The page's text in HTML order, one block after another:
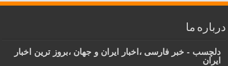
درباره ما
دلچسب - خبر فارسی ،اخبار ایران و جهان ،بروز ترین اخبار
ایران